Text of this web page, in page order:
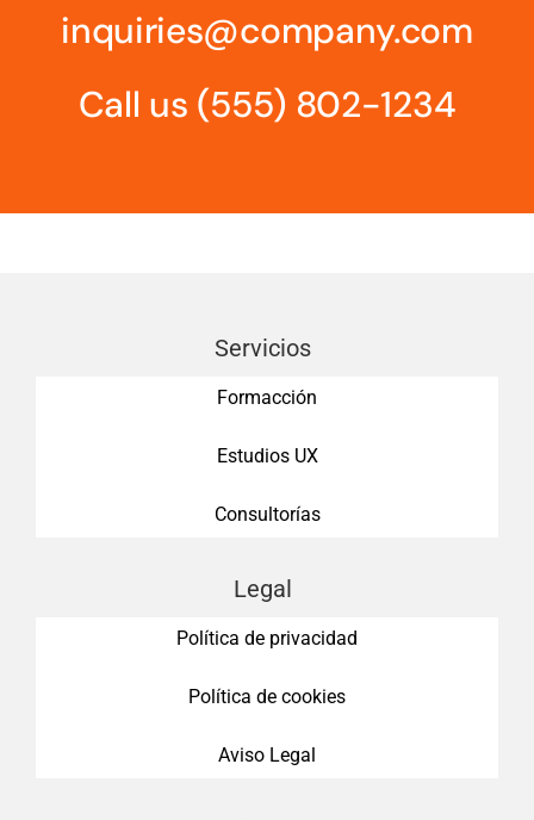
inquiries@company.com
Call us (555) 802-1234
Servicios
Formacción
Estudios UX
Consultorías
Legal
Política de privacidad
Política de cookies
Aviso Legal